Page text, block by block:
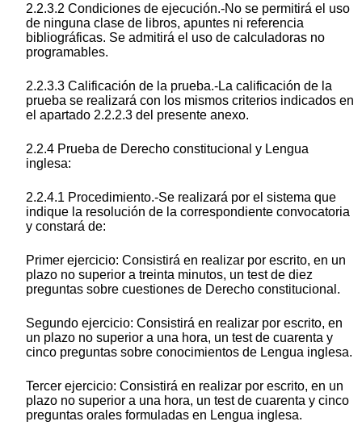
2.2.3.2 Condiciones de ejecución.-No se permitirá el uso
de ninguna clase de libros, apuntes ni referencia
bibliográficas. Se admitirá el uso de calculadoras no
programables.
2.2.3.3 Calificación de la prueba.-La calificación de la
prueba se realizará con los mismos criterios indicados en
el apartado 2.2.2.3 del presente anexo.
2.2.4 Prueba de Derecho constitucional y Lengua
inglesa:
2.2.4.1 Procedimiento.-Se realizará por el sistema que
indique la resolución de la correspondiente convocatoria
y constará de:
Primer ejercicio: Consistirá en realizar por escrito, en un
plazo no superior a treinta minutos, un test de diez
preguntas sobre cuestiones de Derecho constitucional.
Segundo ejercicio: Consistirá en realizar por escrito, en
un plazo no superior a una hora, un test de cuarenta y
cinco preguntas sobre conocimientos de Lengua inglesa.
Tercer ejercicio: Consistirá en realizar por escrito, en un
plazo no superior a una hora, un test de cuarenta y cinco
preguntas orales formuladas en Lengua inglesa.